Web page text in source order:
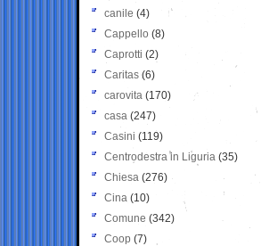
canile (4)
Cappello (8)
Caprotti (2)
Caritas (6)
carovita (170)
casa (247)
Casini (119)
Centrodestra in Liguria (35)
Chiesa (276)
Cina (10)
Comune (342)
Coop (7)